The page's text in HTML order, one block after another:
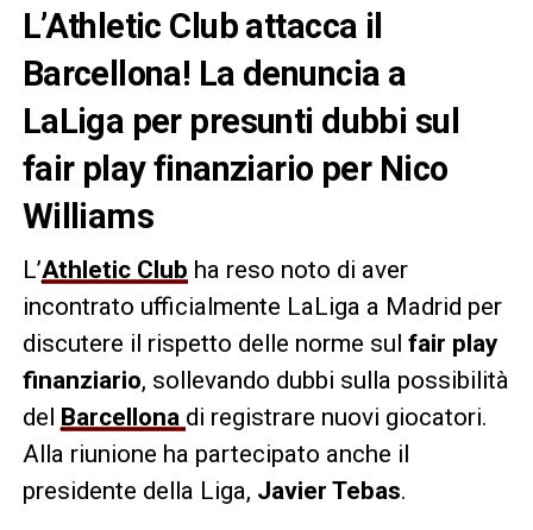
L’Athletic Club attacca il
Barcellona! La denuncia a
LaLiga per presunti dubbi sul
fair play finanziario per Nico
Williams
L’Athletic Club ha reso noto di aver
incontrato ufficialmente LaLiga a Madrid per
discutere il rispetto delle norme sul fair play
finanziario, sollevando dubbi sulla possibilità
del Barcellona di registrare nuovi giocatori.
Alla riunione ha partecipato anche il
presidente della Liga, Javier Tebas.